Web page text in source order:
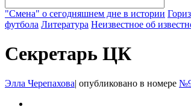
"Смена" о сегодняшнем дне в истории
футбола Литература Неизвестное об
Секретарь ЦК
Элла Черепахова| опубликовано в номере